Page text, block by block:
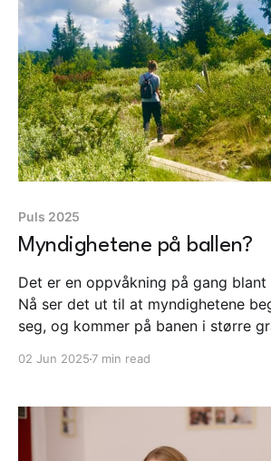
Puls 2025
Myndighetene på ballen?
Det er en oppvåkning på gang
Nå ser det ut til at myndighetene
seg, og kommer på banen i større
02 Jun 2025 7 min read